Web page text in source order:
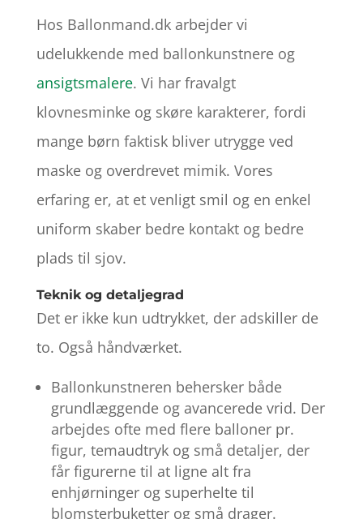
Hos Ballonmand.dk arbejder vi
udelukkende med ballonkunstnere og
ansigtsmalere. Vi har fravalgt
klovnesminke og skøre karakterer, fordi
mange børn faktisk bliver utrygge ved
maske og overdrevet mimik. Vores
erfaring er, at et venligt smil og en enkel
uniform skaber bedre kontakt og bedre
plads til sjov.
Teknik og detaljegrad
Det er ikke kun udtrykket, der adskiller de
to. Også håndværket.
Ballonkunstneren behersker både
grundlæggende og avancerede vrid. Der
arbejdes ofte med flere balloner pr.
figur, temaudtryk og små detaljer, der
får figurerne til at ligne alt fra
enhjørninger og superhelte til
blomsterbuketter og små drager.